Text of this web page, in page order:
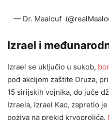
— Dr. Maalouf
Izrael i
Izrael se uključio u sukob,
pod akcijom zaštite Druza,
15 sirijskih vojnika, do juče
Izraela, Izrael Kac, zapretio
poziva na prekid krvoprolića.